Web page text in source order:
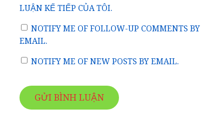
LUẬN KẾ TIẾP CỦA TÔI.
NOTIFY ME OF FOLLOW-UP COMMENTS BY
EMAIL.
NOTIFY ME OF NEW POSTS BY EMAIL.